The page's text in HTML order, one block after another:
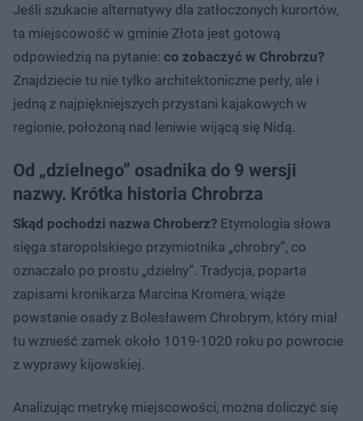
Jeśli szukacie alternatywy dla zatłoczonych kurortów,
ta miejscowość w gminie Złota jest gotową
odpowiedzią na pytanie: co zobaczyć w Chrobrzu?
Znajdziecie tu nie tylko architektoniczne perły, ale i
jedną z najpiękniejszych przystani kajakowych w
regionie, położoną nad leniwie wijącą się Nidą.
Od „dzielnego” osadnika do 9 wersji
nazwy. Krótka historia Chrobrza
Skąd pochodzi nazwa Chroberz? Etymologia słowa
sięga staropolskiego przymiotnika „chrobry”, co
oznaczało po prostu „dzielny”. Tradycja, poparta
zapisami kronikarza Marcina Kromera, wiąże
powstanie osady z Bolesławem Chrobrym, który miał
tu wznieść zamek około 1019-1020 roku po powrocie
z wyprawy kijowskiej.
Analizując metrykę miejscowości, można doliczyć się